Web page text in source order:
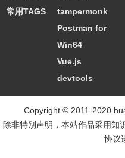
常用TAGS
tampermonkey
Postman for
Win64
Vue.js
devtools
Copyright © 2011-2020
除非特别声明，本站作品采用知
协议